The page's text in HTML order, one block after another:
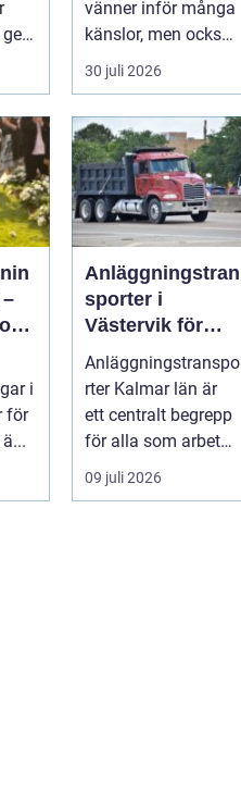
vänner inför många
känslor, men också
praktiska beslut. En
b...
30 juli 2026
i
för
Anläggningstran
sporter i
Västervik för
effektiva
byggprojekt
Anläggningstranspo
rter Kalmar län är
ett centralt begrepp
för alla som arbetar
m...
09 juli 2026